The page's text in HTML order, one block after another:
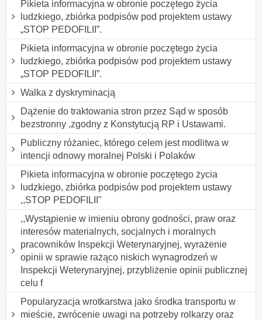
Pikieta informacyjna w obronie poczętego życia
ludzkiego, zbiórka podpisów pod projektem ustawy
„STOP PEDOFILII”.
Pikieta informacyjna w obronie poczętego życia
ludzkiego, zbiórka podpisów pod projektem ustawy
„STOP PEDOFILII”.
Walka z dyskryminacją
Dążenie do traktowania stron przez Sąd w sposób
bezstronny ,zgodny z Konstytucją RP i Ustawami.
Publiczny różaniec, którego celem jest modlitwa w
intencji odnowy moralnej Polski i Polaków
Pikieta informacyjna w obronie poczętego życia
ludzkiego, zbiórka podpisów pod projektem ustawy
,,STOP PEDOFILII"
,,Wystąpienie w imieniu obrony godności, praw oraz
interesów materialnych, socjalnych i moralnych
pracowników Inspekcji Weterynaryjnej, wyrażenie
opinii w sprawie rażąco niskich wynagrodzeń w
Inspekcji Weterynaryjnej, przybliżenie opinii publicznej
celu f
Popularyzacja wrotkarstwa jako środka transportu w
mieście, zwrócenie uwagi na potrzeby rolkarzy oraz